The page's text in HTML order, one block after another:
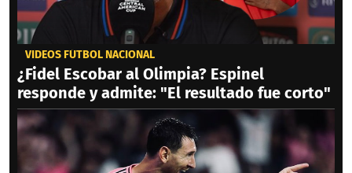
VIDEOS FÚTBOL NACIONAL
¿Fidel Escobar al Olimpia? Espinel
responde y admite: "El resultado fue corto"